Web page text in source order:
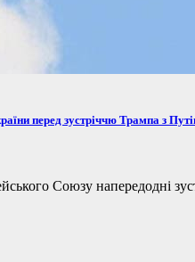
перед зустріччю Трампа з
Союзу напередодні